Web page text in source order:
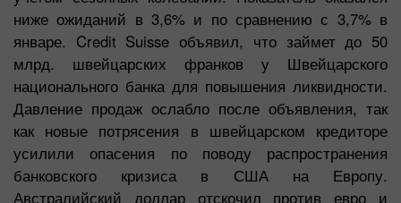
ниже ожиданий в 3,6% и по сравнению с 3,7% в
январе. Credit Suisse объявил, что займет до 50
млрд. швейцарских франков у Швейцарского
национального банка для повышения ликвидности.
Давление продаж ослабло после объявления, так
как новые потрясения в швейцарском кредиторе
усилили опасения по поводу распространения
банковского кризиса в США на Европу.
Австралийский доллар отскочил против евро и